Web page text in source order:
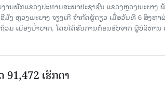
ານ​ພັກແຂວງປະທານສະພາປະຊາຊົນ ແຂວງຫຼວງພະບາງ
ມັງ ຫຼວງພະບາງ ຈຽງເກີ ຈໍາກັດຜູ້ດຽວ ເມື່ອ​ວັນ​ທີ 6 ສິງ​ຫາ​
ວມ ເມືອງນໍ້າບາກ, ໂດຍໄດ້ຮັບການຕ້ອນຮັບຈາກ ຜູ້ບໍລິຫານ
ເຮັກຕາ